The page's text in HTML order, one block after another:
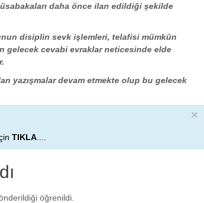
daha önce ilan edildiği şekilde
disiplin sevk işlemleri, telafisi mümkün
gelecek cevabi evraklar neticesinde elde
yazışmalar devam etmekte olup bu gelecek
×
TIKLA
öğrenildi.